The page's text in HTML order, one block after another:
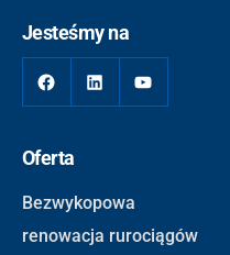
Jesteśmy na
Oferta
Bezwykopowa
renowacja rurociągów